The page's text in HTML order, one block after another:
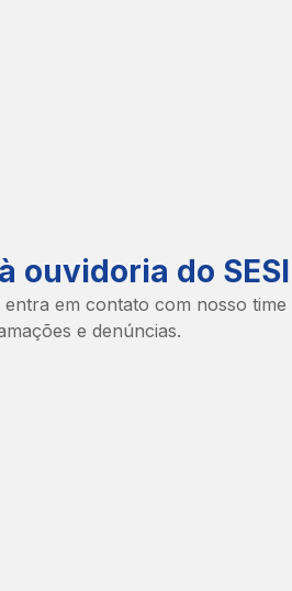
Serviço de Atendimento
ouvidoria do
em contato com nosso
e denúncias.